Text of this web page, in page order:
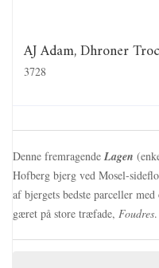
AJ Adam, Dhroner
3728
Denne fremragende Lagen
Hofberg bjerg ved Mosel-
af bjergets bedste parceller
gæret på store træfade, Foudres.